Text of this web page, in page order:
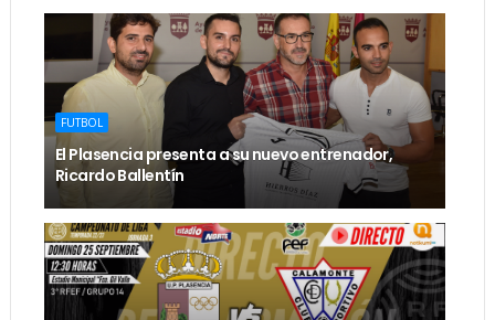
FUTBOL
El Plasencia presenta a su nuevo entrenador,
Ricardo Ballentín